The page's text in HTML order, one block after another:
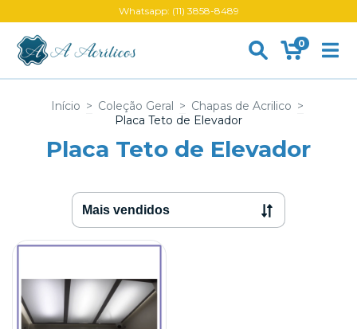
Whatsapp: (11) 3858-8489
0
Início > Coleção Geral > Chapas de Acrilico >
Placa Teto de Elevador
Placa Teto de Elevador